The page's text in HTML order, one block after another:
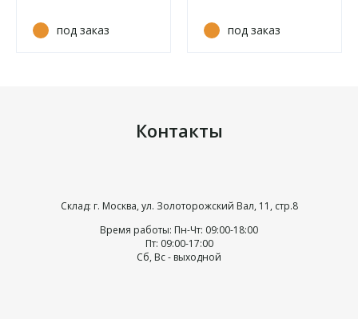
под заказ под заказ
Контакты
Склад: г. Москва, ул. Золоторожский Вал, 11, стр.8
Время работы: Пн-Чт: 09:00-18:00
Пт: 09:00-17:00
Сб, Вс - выходной